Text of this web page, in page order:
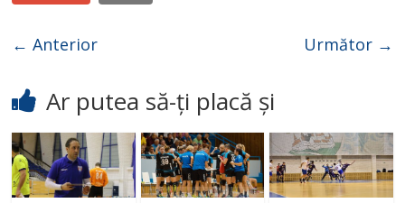
← Anterior Următor →
Ar putea să-ți placă și